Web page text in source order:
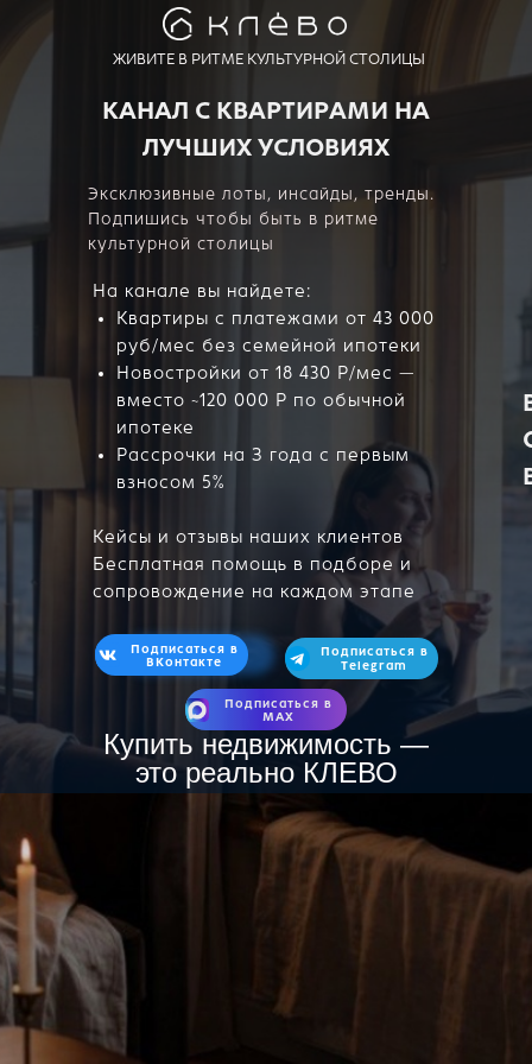
Купить недвижимость —
это реально КЛЕВО
КАНАЛ С КВАРТИРАМИ НА
ЛУЧШИХ УСЛОВИЯХ
Эксклюзивные лоты, инсайды, тренды.
Подпишись чтобы быть в ритме
культурной столицы
Подписаться в
ВКонтакте
Подписаться в
Telegram
Подписаться в
МАХ
На канале вы найдете:
Квартиры с платежами от 43 000
руб/мес без семейной ипотеки
Новостройки от 18 430 Р/мес —
вместо ~120 000 Р по обычной
ипотеке
Рассрочки на З года с первым
взносом 5%
Кейсы и отзывы наших клиентов
Бесплатная помощь в подборе и
сопровождение на каждом этапе
ЖИВИТЕ В РИТМЕ КУЛЬТУРНОЙ СТОЛИЦЫ